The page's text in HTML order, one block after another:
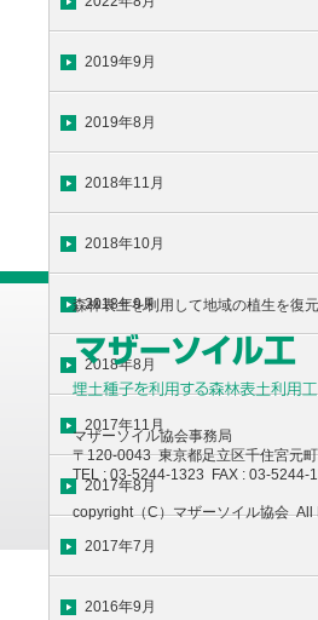
2019年9月
2019年8月
2018年11月
2018年10月
2018年9月
2018年8月
2017年11月
2017年8月
2017年7月
2016年9月
森林表土を利用して地域の植生を復
マザーソイル協会事務局
〒120-0043 東京都足立区千住宮元
TEL : 03-5244-1323 FAX : 03-5244-
copyright（C）マザーソイル協会 All